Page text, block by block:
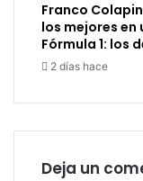
Franco
los mejores en
Fórmula 1: los
2 días hace
Deja un